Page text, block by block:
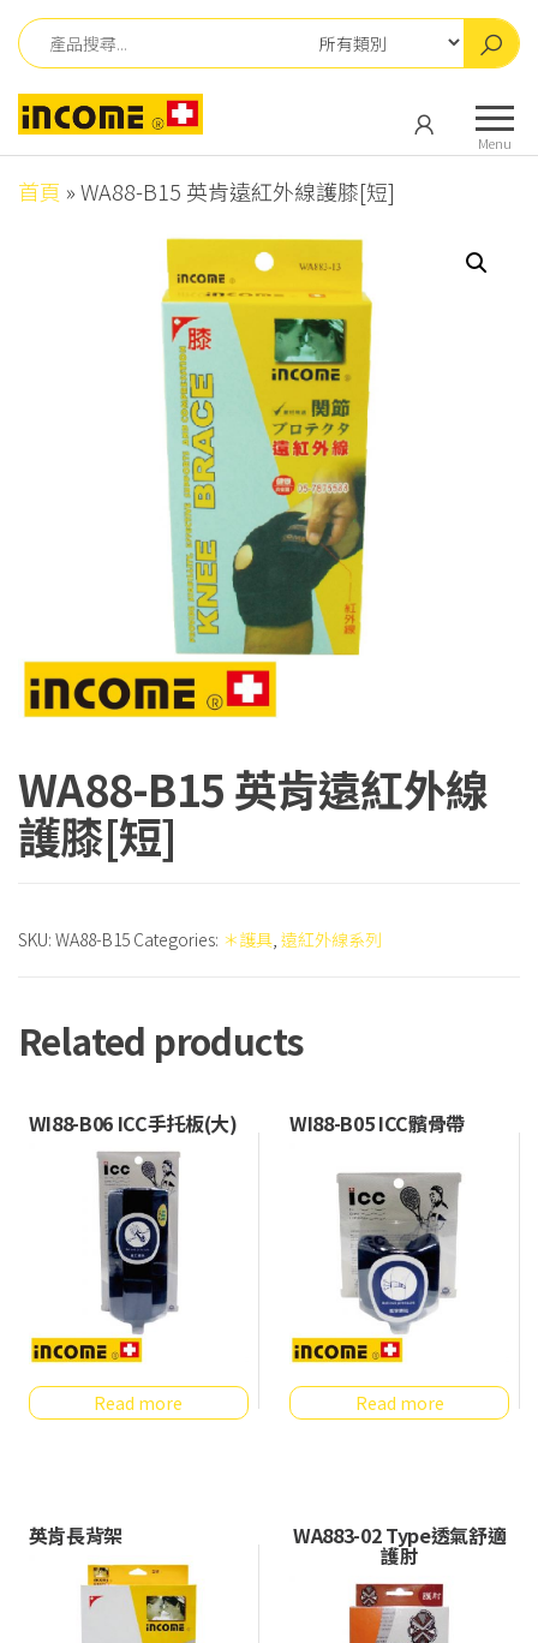
Skip
to
content
肯
儀
器
有
限
公
司
儀
器
限
司
Menu
首頁 »WA88-B15 英肯遠紅外線護膝[短]
WA88-B15 英肯遠紅外線
護膝[短]
SKU: WA88-B15 Categories: ＊護具, 遠紅外線系列
Related products
WI88-B06 ICC手托板(大)
Read more
WI88-B05 ICC髕骨帶
Read more
英肯長背架 WA883-02 Type透氣舒適
護肘